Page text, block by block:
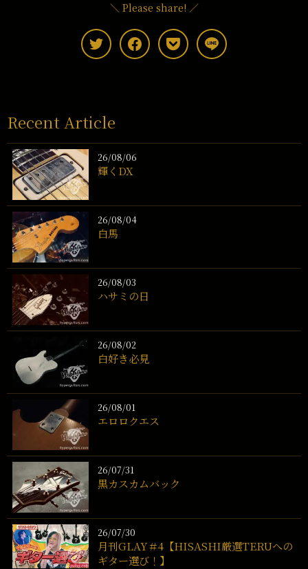
＼ Please share! ／
Recent Article
26/08/06
輝くDX
26/08/04
白馬
26/08/03
ハサミの日
26/08/02
白好き必見
26/08/01
エロロクエス
26/07/31
黒カスカムバック
26/07/30
月刊GLAY＃4【HISASHI厳選TERUへの
ギター選び！】